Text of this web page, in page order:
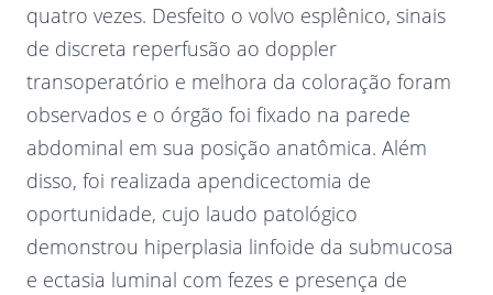
quatro vezes. Desfeito o volvo esplênico, sinais
de discreta reperfusão ao doppler
transoperatório e melhora da coloração foram
observados e o órgão foi fixado na parede
abdominal em sua posição anatômica. Além
disso, foi realizada apendicectomia de
oportunidade, cujo laudo patológico
demonstrou hiperplasia linfoide da submucosa
e ectasia luminal com fezes e presença de